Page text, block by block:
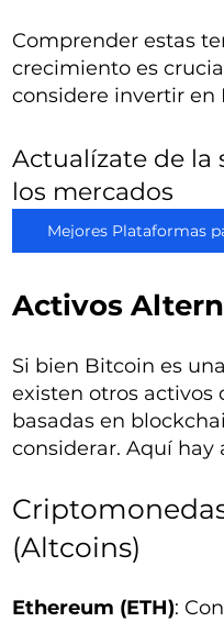
Comprender estas
crecimiento es
considere invertir en
Actualízate de la
los mercados
Mejores Plataformas
Activos
Si bien Bitcoin es
existen otros activos
basadas en
considerar. Aquí hay
(Altcoins)
Ethereum (ETH):